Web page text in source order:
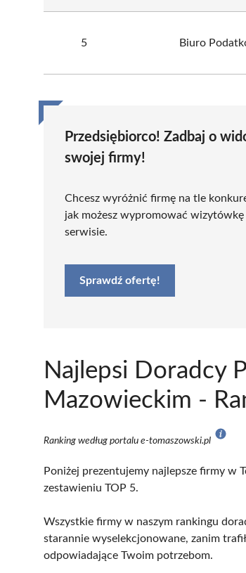
5 Biuro
Przedsiębiorco! Zadbaj o
swojej firmy!
Chcesz wyróżnić firmę na tle
jak możesz wypromować
serwisie.
Sprawdź ofertę!
Najlepsi Doradcy
Mazowieckim -
Ranking według portalu e-tomaszowski.pl
Poniżej prezentujemy najlepsze firmy w
zestawieniu TOP 5.
Wszystkie firmy w naszym rankingu
starannie wyselekcjonowane, zanim
odpowiadające Twoim potrzebom.